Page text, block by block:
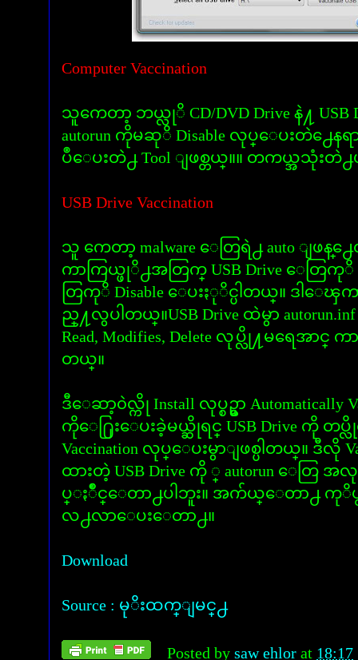
Computer Vaccination
သူကေတာ့ ဘယ္လုိ CD/DVD Drive နဲ႔ USB
autorun ကိုမဆုိ Disable လုပ္ေပးတဲ႕ေန
ပဳေပးတဲ႕ Tool ျဖစ္တယ္။။ တကယ္အသုံးတဲ
USB Drive Vaccination
သူ ကေတာ့ malware ေတြရဲ႕ auto ျဖန္႕
ကာကြယ္ဖုိ႕အတြက္ USB Drive ေတြကုိ
တြကုိ Disable ေပးႏုိင္ပါတယ္။ ဒါေၾ
ည္႔လွပါတယ္။USB Drive ထဲမွာ autorun.inf
Read, Modifies, Delete လုပ္လို႔မရေအာင္
တယ္။
ဒီေဆာ့၀ဲလ္ကို Install လုပ္စဥ္မွာ Automatically
ကိုေ႐ြးေပးခဲ့မယ္ဆိုရင္ USB Drive ကို တပ္
Vaccination လုပ္ေပးမွာျဖစ္ပါတယ္။ ဒီလို
ထားတဲ့ USB Drive ကို ္ autorun ေတြ
ပ္ႏဳိင္ေတာ႕ပါဘူး။ အက်ယ္ေတာ႕ ကုိ
လ႕လာေပးေတာ႕။
Download
Source : မုိးထက္ျမင္႕
Posted by saw ehlor at 18:17